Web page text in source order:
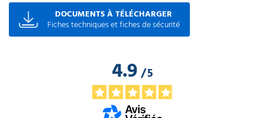
DOCUMENTS À TÉLÉCHARGER
Fiches techniques et fiches de sécurité
4.9/5